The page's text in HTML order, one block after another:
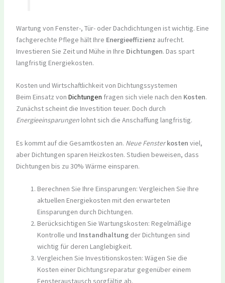
Wartung von Fenster-, Tür- oder Dachdichtungen ist wichtig. Eine
fachgerechte Pflege hält Ihre Energieeffizienz aufrecht.
Investieren Sie Zeit und Mühe in Ihre Dichtungen. Das spart
langfristig Energiekosten.
Kosten und Wirtschaftlichkeit von Dichtungssystemen
Beim Einsatz von Dichtungen fragen sich viele nach den Kosten.
Zunächst scheint die Investition teuer. Doch durch
Energieeinsparungenlohnt sich die Anschaffung langfristig.
Es kommt auf die Gesamtkosten an. Neue Fenster kosten viel,
aber Dichtungen sparen Heizkosten. Studien beweisen, dass
Dichtungen bis zu 30% Wärme einsparen.
Berechnen Sie Ihre Einsparungen: Vergleichen Sie Ihre
aktuellen Energiekosten mit den erwarteten
Einsparungen durch Dichtungen.
Berücksichtigen Sie Wartungskosten: Regelmäßige
Kontrolle und Instandhaltungder Dichtungen sind
wichtig für deren Langlebigkeit.
Vergleichen Sie Investitionskosten: Wägen Sie die
Kosten einer Dichtungsreparatur gegenüber einem
Fensteraustausch sorgfältig ab.